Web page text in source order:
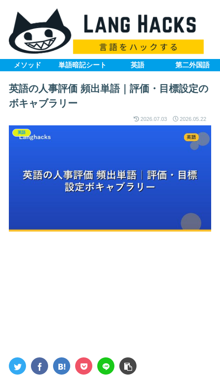
メソッド 単語暗記シート 英語 第二外国語
英語の人事評価 頻出単語｜評価・目標設定の
ボキャブラリー
2026.07.03 2026.05.22
英語